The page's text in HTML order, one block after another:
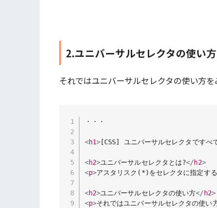
2.ユニバーサルセレクタの使い方
それではユニバーサルセレクタの使い方
・・・
<h1>[CSS] ユニバーサルセレクタですべ
<h2>ユニバーサルセレクタとは?</h2>
<p>アスタリスク(*)をセレクタに指定す
<h2>ユニバーサルセレクタの使い方</h2>
<p>それではユニバーサルセレクタの使い